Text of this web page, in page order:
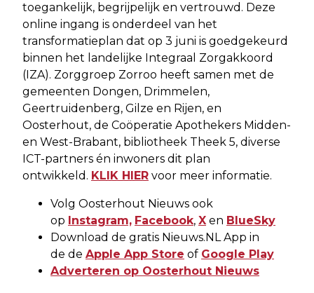
toegankelijk, begrijpelijk en vertrouwd. Deze
online ingang is onderdeel van het
transformatieplan dat op 3 juni is goedgekeurd
binnen het landelijke Integraal Zorgakkoord
(IZA). Zorggroep Zorroo heeft samen met de
gemeenten Dongen, Drimmelen,
Geertruidenberg, Gilze en Rijen, en
Oosterhout, de Coöperatie Apothekers Midden-
en West-Brabant, bibliotheek Theek 5, diverse
ICT-partners én inwoners dit plan
ontwikkeld. KLIK HIER voor meer informatie.
Volg Oosterhout Nieuws ook
op Instagram, Facebook, X en BlueSky
Download de gratis Nieuws.NL App in
de de Apple App Store of Google Play
Adverteren op Oosterhout Nieuws